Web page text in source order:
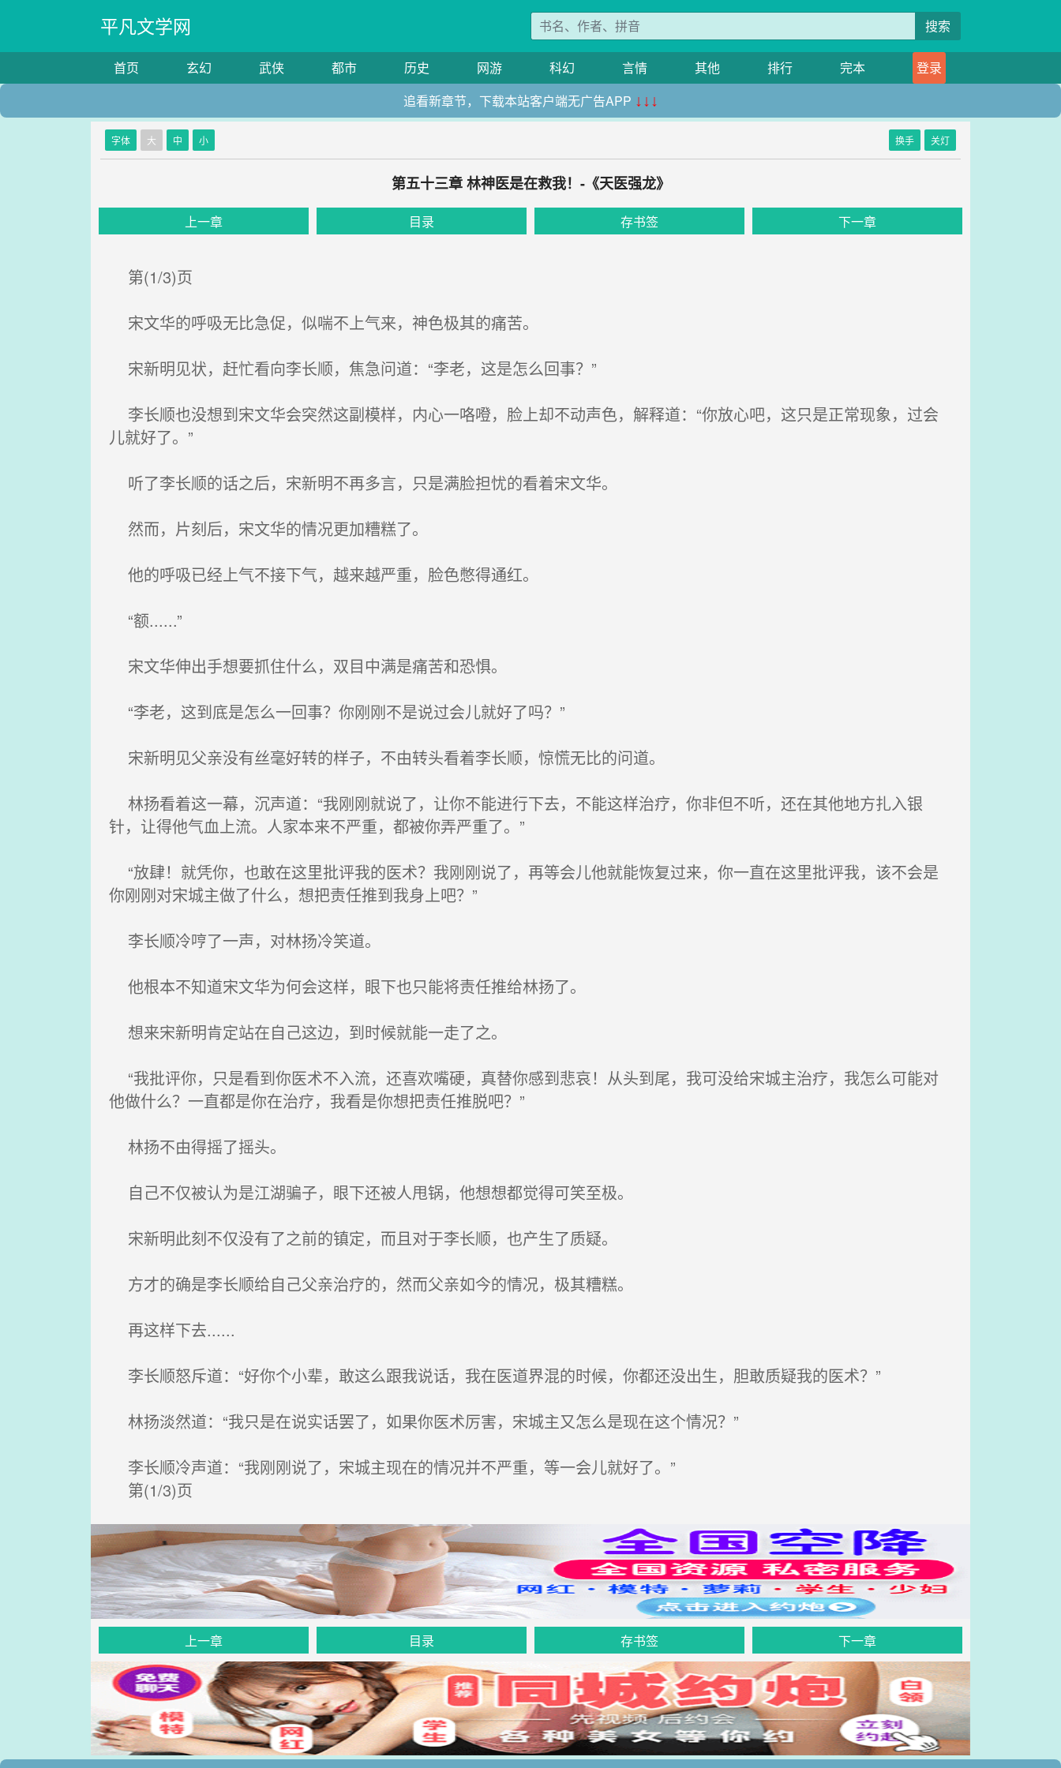
平凡文学网 搜索
首页 玄幻 武侠 都市 历史 网游 科幻 言情 其他 排行 完本
登录
追看新章节，下载本站客户端无广告APP ↓↓↓
字体 大 中 小 换手 关灯
第五十三章 林神医是在救我！-《天医强龙》
上一章 目录 存书签 下一章
第(1/3)页
宋文华的呼吸无比急促，似喘不上气来，神色极其的痛苦。
宋新明见状，赶忙看向李长顺，焦急问道：“李老，这是怎么回事？”
李长顺也没想到宋文华会突然这副模样，内心一咯噔，脸上却不动声色，解释道：“你放心吧，这只是正常现象，过会
儿就好了。”
听了李长顺的话之后，宋新明不再多言，只是满脸担忧的看着宋文华。
然而，片刻后，宋文华的情况更加糟糕了。
他的呼吸已经上气不接下气，越来越严重，脸色憋得通红。
“额......”
宋文华伸出手想要抓住什么，双目中满是痛苦和恐惧。
“李老，这到底是怎么一回事？你刚刚不是说过会儿就好了吗？”
宋新明见父亲没有丝毫好转的样子，不由转头看着李长顺，惊慌无比的问道。
林扬看着这一幕，沉声道：“我刚刚就说了，让你不能进行下去，不能这样治疗，你非但不听，还在其他地方扎入银
针，让得他气血上流。人家本来不严重，都被你弄严重了。”
“放肆！就凭你，也敢在这里批评我的医术？我刚刚说了，再等会儿他就能恢复过来，你一直在这里批评我，该不会是
你刚刚对宋城主做了什么，想把责任推到我身上吧？”
李长顺冷哼了一声，对林扬冷笑道。
他根本不知道宋文华为何会这样，眼下也只能将责任推给林扬了。
想来宋新明肯定站在自己这边，到时候就能一走了之。
“我批评你，只是看到你医术不入流，还喜欢嘴硬，真替你感到悲哀！从头到尾，我可没给宋城主治疗，我怎么可能对
他做什么？一直都是你在治疗，我看是你想把责任推脱吧？”
林扬不由得摇了摇头。
自己不仅被认为是江湖骗子，眼下还被人甩锅，他想想都觉得可笑至极。
宋新明此刻不仅没有了之前的镇定，而且对于李长顺，也产生了质疑。
方才的确是李长顺给自己父亲治疗的，然而父亲如今的情况，极其糟糕。
再这样下去......
李长顺怒斥道：“好你个小辈，敢这么跟我说话，我在医道界混的时候，你都还没出生，胆敢质疑我的医术？”
林扬淡然道：“我只是在说实话罢了，如果你医术厉害，宋城主又怎么是现在这个情况？”
李长顺冷声道：“我刚刚说了，宋城主现在的情况并不严重，等一会儿就好了。”
第(1/3)页
上一章 目录 存书签 下一章